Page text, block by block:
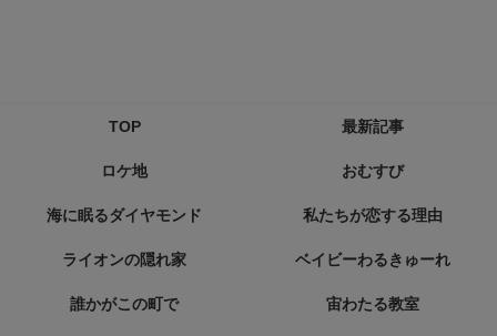
TOP 最新記事
ロケ地 おむすび
海に眠るダイヤモンド 私たちが恋する理由
ライオンの隠れ家 ベイビーわるきゅーれ
誰かがこの町で 宙わたる教室